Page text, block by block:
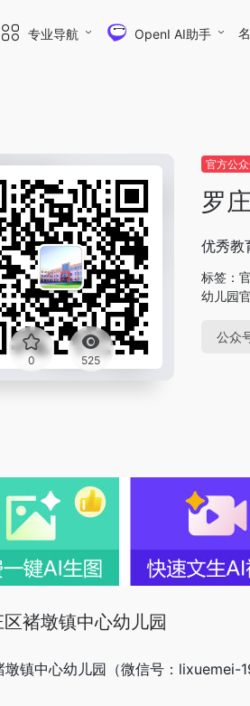
专业导航 OpenI AI助手
0 525
官方公
罗
优秀教
标签：
幼儿园
公众
区褚墩镇中心幼儿园
墩镇中心幼儿园（微信号：lixuemei-